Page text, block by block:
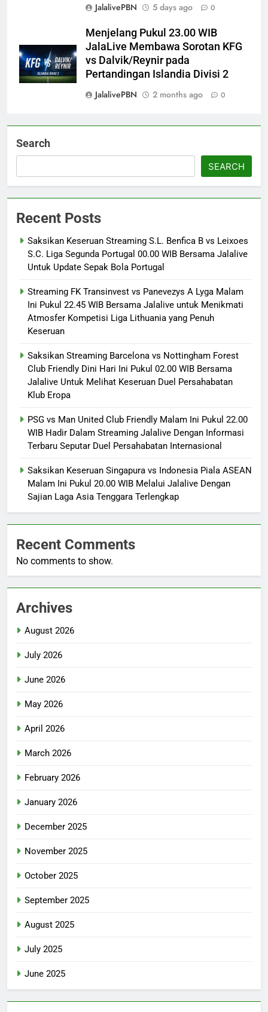
JalalivePBN
5 days ago 0
Menjelang Pukul 23.00 WIB
JalaLive Membawa Sorotan KFG
vs Dalvik/Reynir pada
Pertandingan Islandia Divisi 2
JalalivePBN
2 months ago 0
Search
SEARCH
Recent Posts
Saksikan Keseruan Streaming S.L. Benfica B vs Leixoes
S.C. Liga Segunda Portugal 00.00 WIB Bersama Jalalive
Untuk Update Sepak Bola Portugal
Streaming FK Transinvest vs Panevezys A Lyga Malam
Ini Pukul 22.45 WIB Bersama Jalalive untuk Menikmati
Atmosfer Kompetisi Liga Lithuania yang Penuh
Keseruan
Saksikan Streaming Barcelona vs Nottingham Forest
Club Friendly Dini Hari Ini Pukul 02.00 WIB Bersama
Jalalive Untuk Melihat Keseruan Duel Persahabatan
Klub Eropa
PSG vs Man United Club Friendly Malam Ini Pukul 22.00
WIB Hadir Dalam Streaming Jalalive Dengan Informasi
Terbaru Seputar Duel Persahabatan Internasional
Saksikan Keseruan Singapura vs Indonesia Piala ASEAN
Malam Ini Pukul 20.00 WIB Melalui Jalalive Dengan
Sajian Laga Asia Tenggara Terlengkap
Recent Comments
No comments to show.
Archives
August 2026
July 2026
June 2026
May 2026
April 2026
March 2026
February 2026
January 2026
December 2025
November 2025
October 2025
September 2025
August 2025
July 2025
June 2025